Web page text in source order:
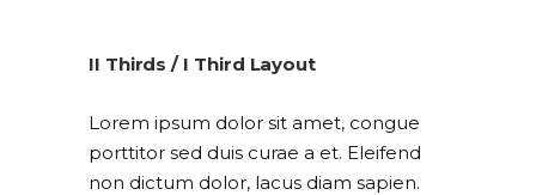
II Thirds / I Third Layout
Lorem ipsum dolor sit amet, congue
porttitor sed duis curae a et. Eleifend
non dictum dolor, lacus diam sapien.